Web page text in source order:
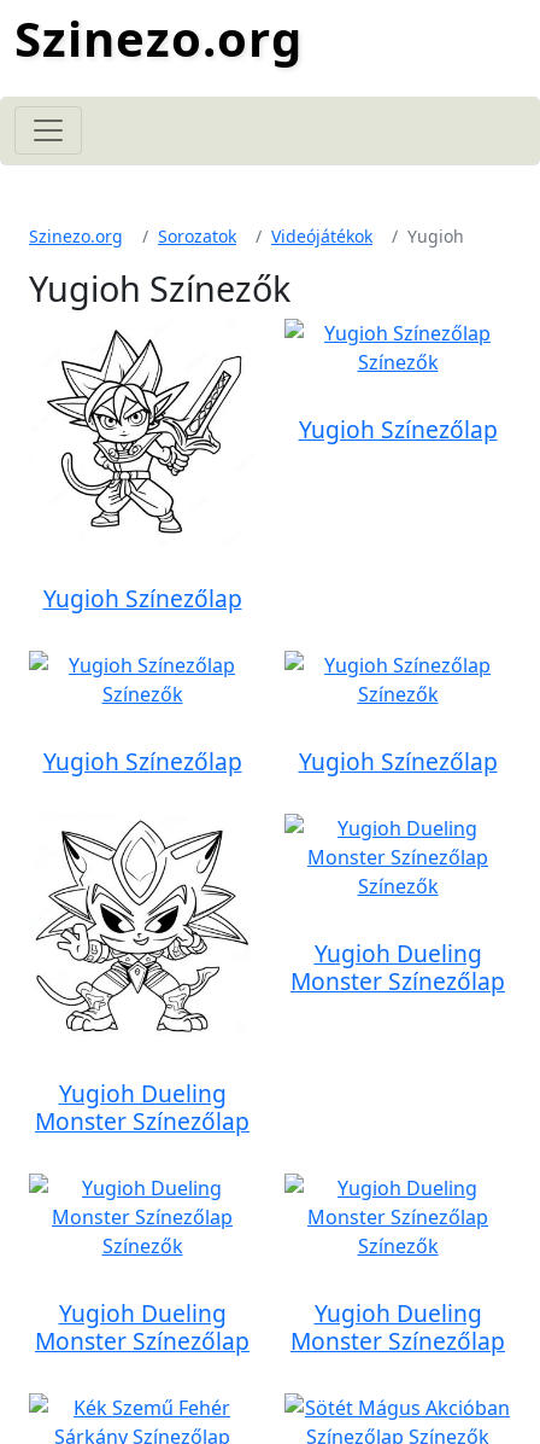
Szinezo.org
Szinezo.org Sorozatok Videójátékok Yugioh
Yugioh Színezők
Yugioh Színezőlap
Yugioh Színezőlap
Yugioh Színezőlap Yugioh Színezőlap
Yugioh Dueling
Monster Színezőlap
Yugioh Dueling
Monster Színezőlap
Yugioh Dueling
Monster Színezőlap
Yugioh Dueling
Monster Színezőlap